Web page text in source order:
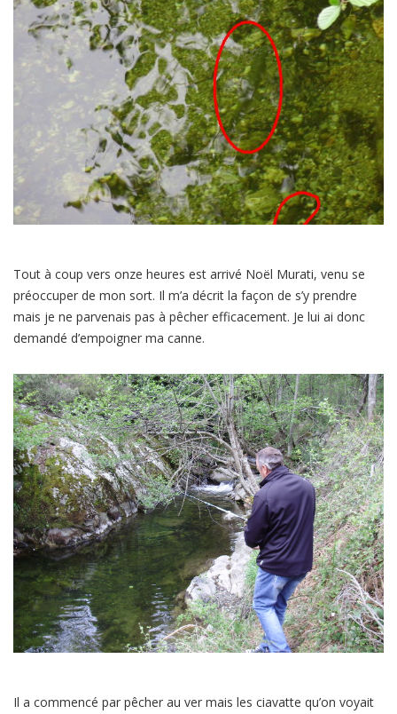
Tout à coup vers onze heures est arrivé Noël Murati, venu se
préoccuper de mon sort. Il m’a décrit la façon de s’y prendre
mais je ne parvenais pas à pêcher efficacement. Je lui ai donc
demandé d’empoigner ma canne.
Il a commencé par pêcher au ver mais les ciavatte qu’on voyait